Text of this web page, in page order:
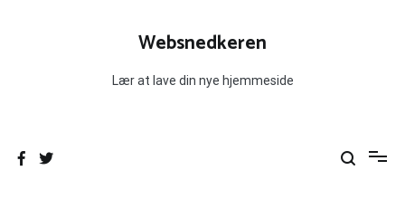
Websnedkeren
Lær at lave din nye hjemmeside